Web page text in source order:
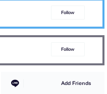
Follow
Follow
Add Friends